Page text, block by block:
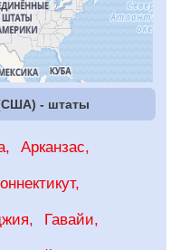
- штаты
Арканзас
Гавайи